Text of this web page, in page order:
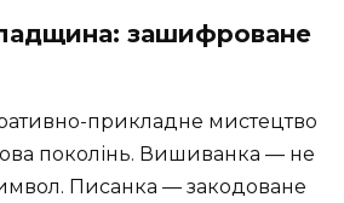
зашифроване
прикладне мистецтво
поколінь. Вишиванка — не
Писанка — закодоване